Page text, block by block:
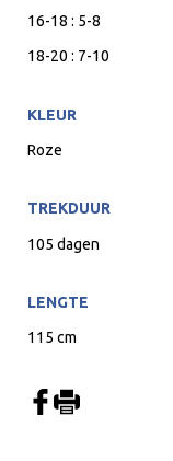
16-18 : 5-8
18-20 : 7-10
KLEUR
Roze
TREKDUUR
105 dagen
LENGTE
115 cm